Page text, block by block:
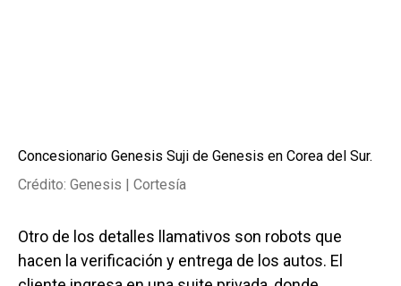
Concesionario Genesis Suji de Genesis en Corea del Sur.
Crédito: Genesis | Cortesía
Otro de los detalles llamativos son robots que
hacen la verificación y entrega de los autos. El